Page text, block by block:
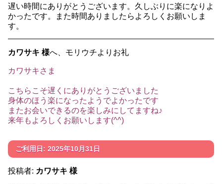
遅い時間にありがとうございます。久しぶりに楽になりよ
かったです。また時間ありましたらよろしくお願いしま
す。
カワサキ 様へ、モリウチよりお礼
カワサキさま
こちらこそ遅くにありがとうございました
身体のほう楽になったようでよかったです
またお会いできるのを楽しみにしてますね♪
来年もよろしくお願いします(^^)
ご利用日: 2025年10月31日
投稿者: カワサキ 様